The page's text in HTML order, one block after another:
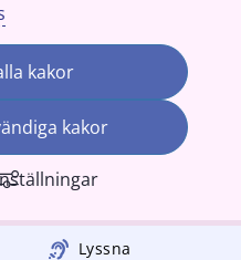
kakor
kakor
Lyssna